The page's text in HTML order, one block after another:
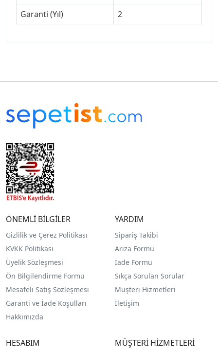
Garanti (Yıl)
2
ÖNEMLİ BİLGİLER
Gizlilik ve Çerez Politikası
KVKK Politikası
Üyelik Sözleşmesi
Ön Bilgilendirme Formu
Mesafeli Satış Sözleşmesi
Garanti ve İade Koşulları
Hakkımızda
YARDIM
Sipariş Takibi
Arıza Formu
İade Formu
Sıkça Sorulan Sorular
Müşteri Hizmetleri
İletişim
HESABIM MÜŞTERİ HİZMETLERİ